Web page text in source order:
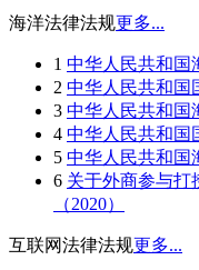
海洋法律法规更多...
1 中华人民共和国
2 中华人民共和国
3 中华人民共和国
4 中华人民共和国
5 中华人民共和国
6 关于外商参与打
（2020）
互联网法律法规更多...